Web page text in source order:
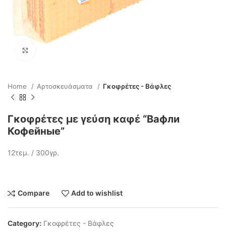
Home Αρτοσκευάσματα Γκοφρέτες - Βάφλες
Γκοφρέτες με γεύση καφέ “Вафли
Кофейные”
12τεμ. / 300γρ.
Compare Add to wishlist
Category: Γκοφρέτες - Βάφλες